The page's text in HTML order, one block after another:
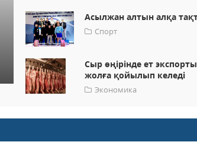
Асылжан алтын алқа
Спорт
Сыр өңірінде ет экспорты
жолға қойылып келеді
Экономика